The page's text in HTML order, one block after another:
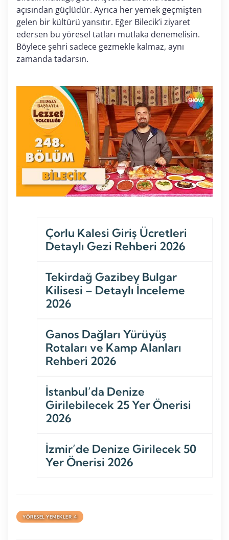
açısından güçlüdür. Ayrıca her yemek geçmişten
gelen bir kültürü yansıtır. Eğer Bilecik’i ziyaret
edersen bu yöresel tatları mutlaka denemelisin.
Böylece şehri sadece gezmekle kalmaz, aynı
zamanda tadarsın.
Çorlu Kalesi Giriş Ücretleri
Detaylı Gezi Rehberi 2026
Tekirdağ Gazibey Bulgar
Kilisesi – Detaylı İnceleme
2026
Ganos Dağları Yürüyüş
Rotaları ve Kamp Alanları
Rehberi 2026
İstanbul’da Denize
Girilebilecek 25 Yer Önerisi
2026
İzmir’de Denize Girilecek 50
Yer Önerisi 2026
YÖRESEL YEMEKLER 4